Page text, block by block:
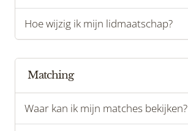
Hoe wijzig ik mijn lidmaatschap?
Matching
Waar kan ik mijn matches bekijken?